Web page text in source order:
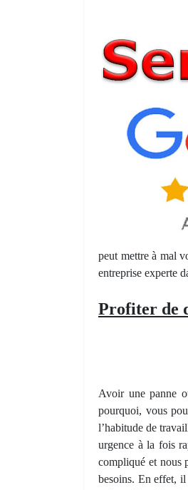
peut mettre à mal
entreprise experte
Profiter de
Avoir une panne
pourquoi, vous
l’habitude de
urgence à la fois
compliqué et nous
besoins. En effet,